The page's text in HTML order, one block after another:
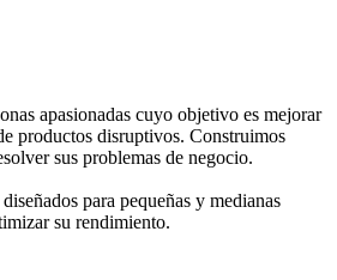
apasionadas cuyo objetivo es mejorar
productos disruptivos. Construimos
sus problemas de negocio.
para pequeñas y medianas
su rendimiento.